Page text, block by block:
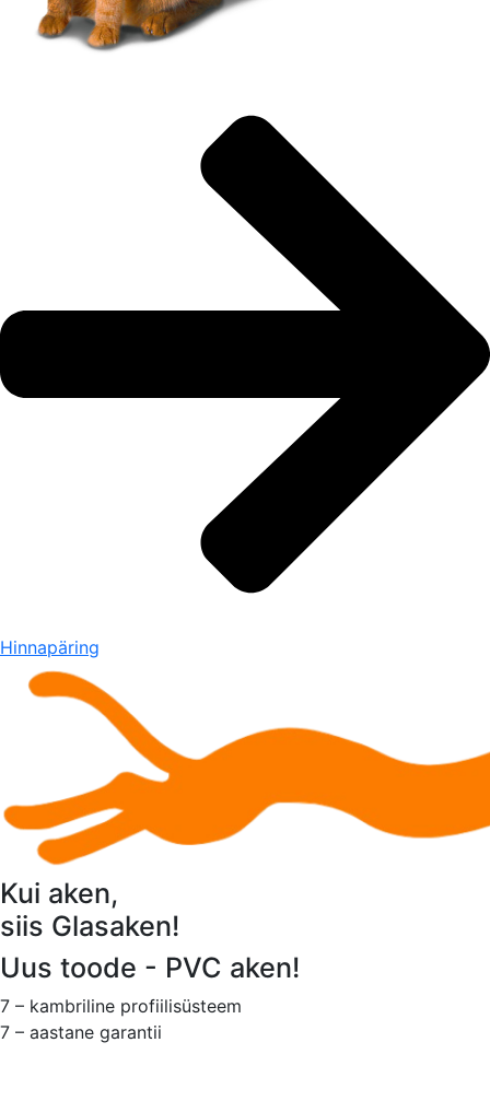
Hinnapäring
Kui aken,
siis Glasaken!
Uus toode - PVC aken!
7 – kambriline profiilisüsteem
7 – aastane garantii